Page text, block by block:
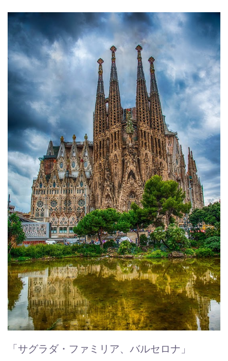
「サグラダ・ファミリア、バルセロナ」